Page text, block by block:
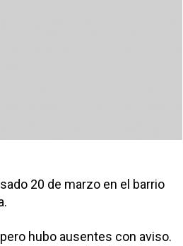
20 de marzo en el barrio
hubo ausentes con aviso.